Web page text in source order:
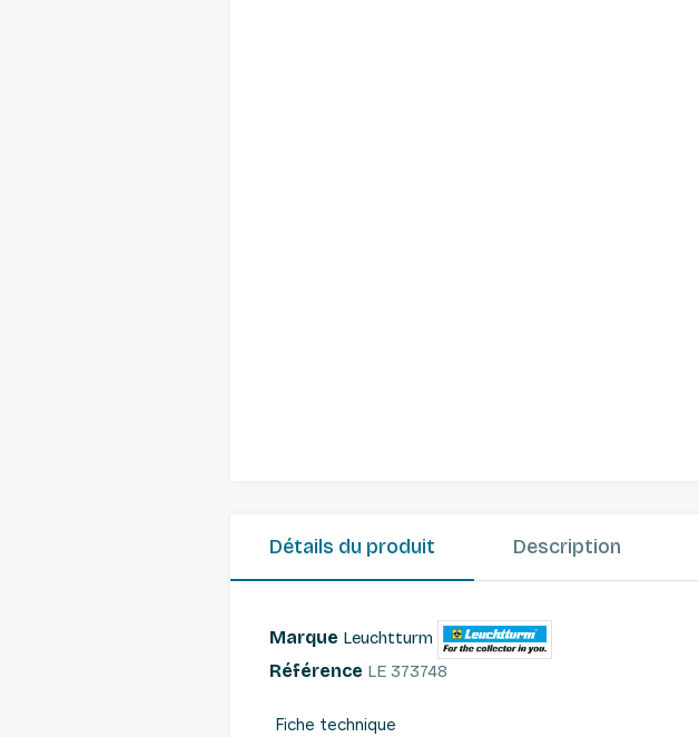
Détails du produit Description
Marque Leuchtturm
Référence LE 373748
Fiche technique